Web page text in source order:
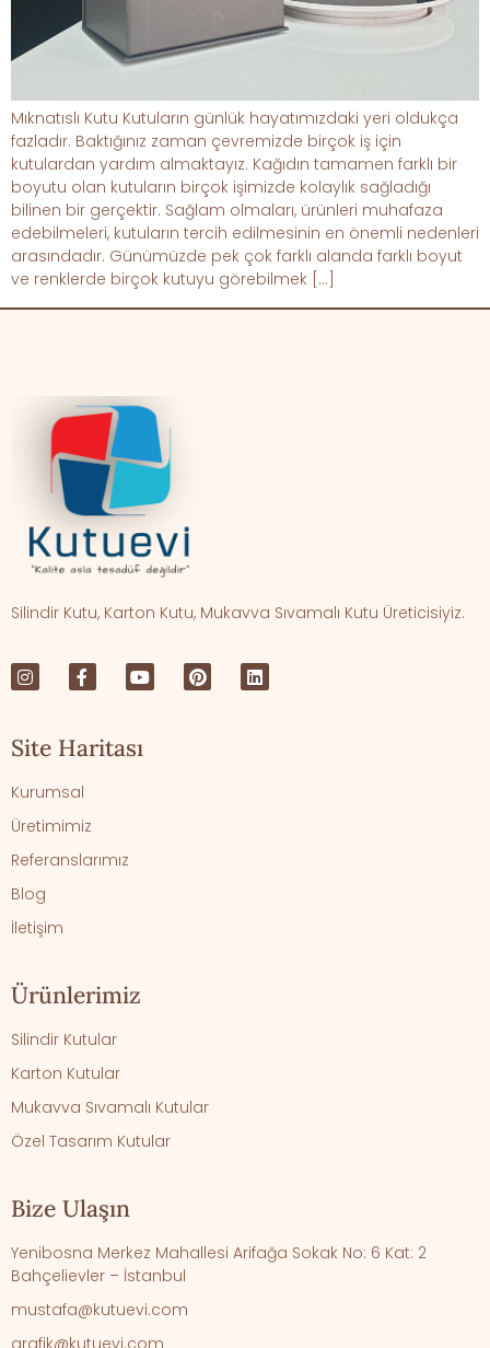
Mıknatıslı Kutu Kutuların günlük hayatımızdaki yeri oldukça
fazladır. Baktığınız zaman çevremizde birçok iş için
kutulardan yardım almaktayız. Kağıdın tamamen farklı bir
boyutu olan kutuların birçok işimizde kolaylık sağladığı
bilinen bir gerçektir. Sağlam olmaları, ürünleri muhafaza
edebilmeleri, kutuların tercih edilmesinin en önemli nedenleri
arasındadır. Günümüzde pek çok farklı alanda farklı boyut
ve renklerde birçok kutuyu görebilmek […]
Silindir Kutu, Karton Kutu, Mukavva Sıvamalı Kutu Üreticisiyiz.
Site Haritası
Kurumsal
Üretimimiz
Referanslarımız
Blog
İletişim
Ürünlerimiz
Silindir Kutular
Karton Kutular
Mukavva Sıvamalı Kutular
Özel Tasarım Kutular
Bize Ulaşın
Yenibosna Merkez Mahallesi Arifağa Sokak No: 6 Kat: 2
Bahçelievler – İstanbul
mustafa@kutuevi.com
grafik@kutuevi.com